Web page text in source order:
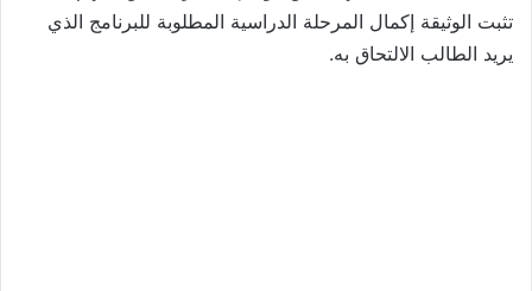
تثبت الوثيقة إكمال المرحلة الدراسية المطلوبة للبرنامج الذي
يريد الطالب الالتحاق به.